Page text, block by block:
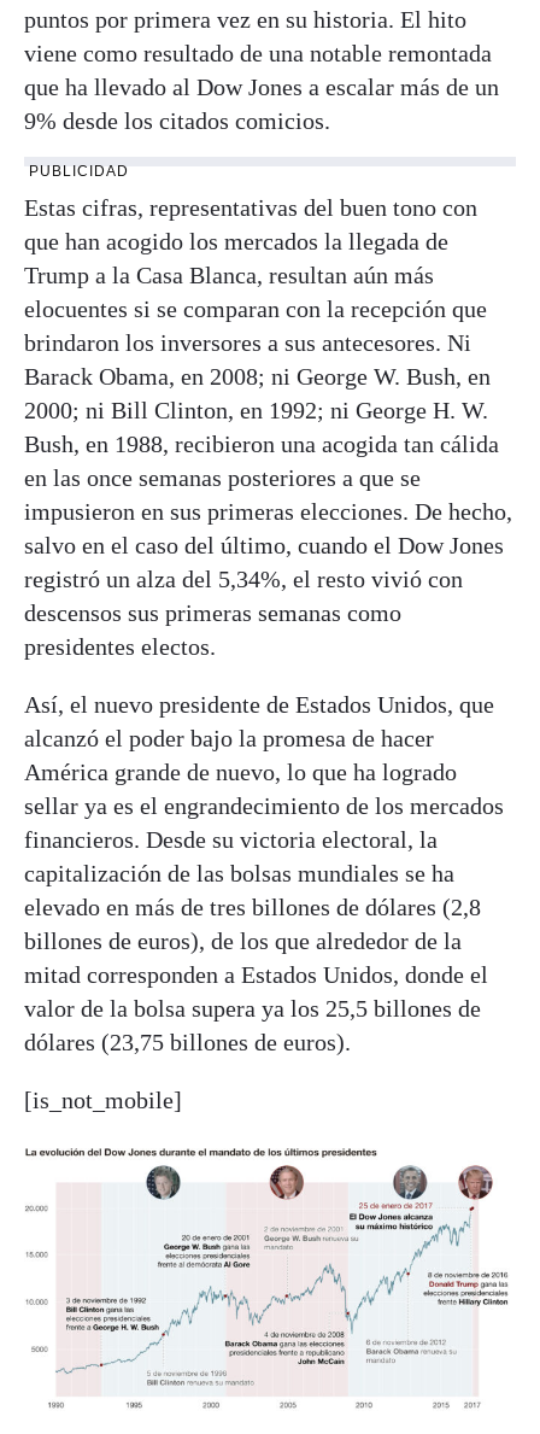
puntos por primera vez en su historia. El hito
viene como resultado de una notable remontada
que ha llevado al Dow Jones a escalar más de un
9% desde los citados comicios.
PUBLICIDAD
Estas cifras, representativas del buen tono con
que han acogido los mercados la llegada de
Trump a la Casa Blanca, resultan aún más
elocuentes si se comparan con la recepción que
brindaron los inversores a sus antecesores. Ni
Barack Obama, en 2008; ni George W. Bush, en
2000; ni Bill Clinton, en 1992; ni George H. W.
Bush, en 1988, recibieron una acogida tan cálida
en las once semanas posteriores a que se
impusieron en sus primeras elecciones. De hecho,
salvo en el caso del último, cuando el Dow Jones
registró un alza del 5,34%, el resto vivió con
descensos sus primeras semanas como
presidentes electos.
Así, el nuevo presidente de Estados Unidos, que
alcanzó el poder bajo la promesa de hacer
América grande de nuevo, lo que ha logrado
sellar ya es el engrandecimiento de los mercados
financieros. Desde su victoria electoral, la
capitalización de las bolsas mundiales se ha
elevado en más de tres billones de dólares (2,8
billones de euros), de los que alrededor de la
mitad corresponden a Estados Unidos, donde el
valor de la bolsa supera ya los 25,5 billones de
dólares (23,75 billones de euros).
[is_not_mobile]